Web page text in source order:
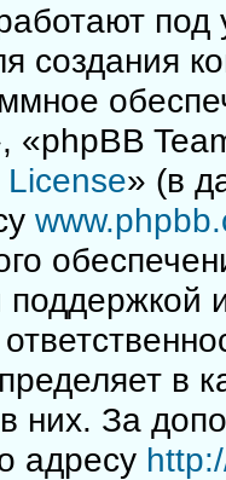
под
создания
«phpBB
» (в
поддержкой
в
них. За
адресу